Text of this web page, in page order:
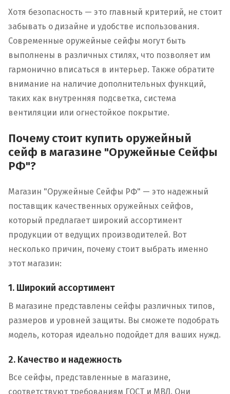
Хотя безопасность — это главный критерий, не стоит
забывать о дизайне и удобстве использования.
Современные оружейные сейфы могут быть
выполнены в различных стилях, что позволяет им
гармонично вписаться в интерьер. Также обратите
внимание на наличие дополнительных функций,
таких как внутренняя подсветка, система
вентиляции или огнестойкое покрытие.
Почему стоит купить оружейный
сейф в магазине "Оружейные Сейфы
РФ"?
Магазин "Оружейные Сейфы РФ" — это надежный
поставщик качественных оружейных сейфов,
который предлагает широкий ассортимент
продукции от ведущих производителей. Вот
несколько причин, почему стоит выбрать именно
этот магазин:
1. Широкий ассортимент
В магазине представлены сейфы различных типов,
размеров и уровней защиты. Вы сможете подобрать
модель, которая идеально подойдет для ваших нужд.
2. Качество и надежность
Все сейфы, представленные в магазине,
соответствуют требованиям ГОСТ и МВД. Они